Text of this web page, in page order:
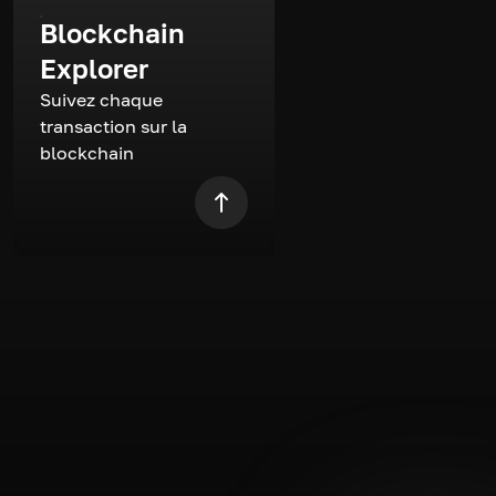
Blockchain
Explorer
Suivez chaque
transaction sur la
blockchain